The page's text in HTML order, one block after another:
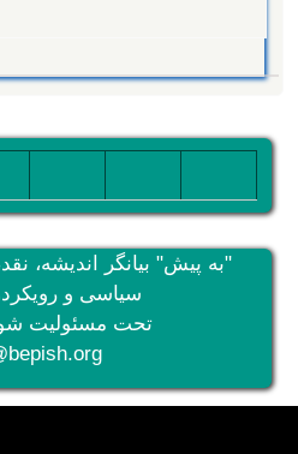
"به پیش" بیانگر اندیشه،
سیاسی و
تحت مسئولیت